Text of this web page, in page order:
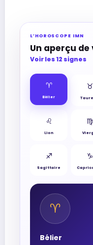
L’HOROSCOPE IMN
Un aperçu
Voir les 12 signes
♈︎
Bélier
♉︎
♌︎
Lion
♍︎
♐︎
Sagittaire
♑︎
♈︎
Bélier